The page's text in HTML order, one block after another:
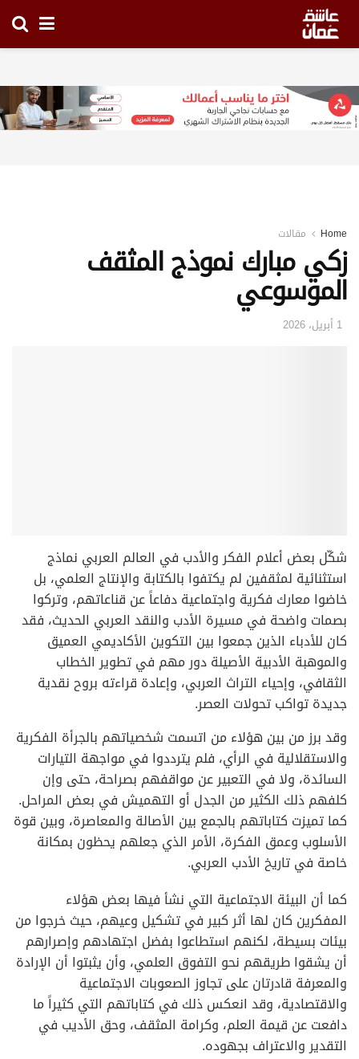
Home مقالات
زكي مبارك نموذج المثقف
الموسوعي
1 أبريل، 2026
شكّل بعض أعلام الفكر والأدب في العالم العربي نماذج
استثنائية لمثقفين لم يكتفوا بالكتابة والإنتاج العلمي، بل
خاضوا معارك فكرية واجتماعية دفاعاً عن قناعاتهم، وتركوا
بصمات واضحة في مسيرة الأدب والنقد العربي الحديث، فقد
كان للأدباء الذين جمعوا بين التكوين الأكاديمي العميق
والموهبة الأدبية الأصيلة دور مهم في تطوير الخطاب
الثقافي، وإحياء التراث العربي، وإعادة قراءته بروح نقدية
جديدة تواكب تحولات العصر.
وقد برز من بين هؤلاء من اتسمت شخصياتهم بالجرأة الفكرية
والاستقلالية في الرأي، فلم يترددوا في مواجهة التيارات
السائدة، ولا في التعبير عن مواقفهم بصراحة، حتى وإن
كلفهم ذلك الكثير من الجدل أو التهميش في بعض المراحل.
كما تميزت كتاباتهم بالجمع بين الأصالة والمعاصرة، وبين قوة
الأسلوب وعمق الفكرة، الأمر الذي جعلهم يحظون بمكانة
خاصة في تاريخ الأدب العربي.
كما أن البيئة الاجتماعية التي نشأ فيها بعض هؤلاء
المفكرين كان لها أثر كبير في تشكيل وعيهم، حيث خرجوا من
بيئات بسيطة، لكنهم استطاعوا بفضل اجتهادهم وإصرارهم
أن يشقوا طريقهم نحو التفوق العلمي، وأن يثبتوا أن الإرادة
والمعرفة قادرتان على تجاوز الصعوبات الاجتماعية
والاقتصادية، وقد انعكس ذلك في كتاباتهم التي كثيراً ما
دافعت عن قيمة العلم، وكرامة المثقف، وحق الأديب في
التقدير والاعتراف بجهوده.